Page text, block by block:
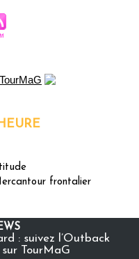
frontalier
: suivez l’Outback
TourMaG